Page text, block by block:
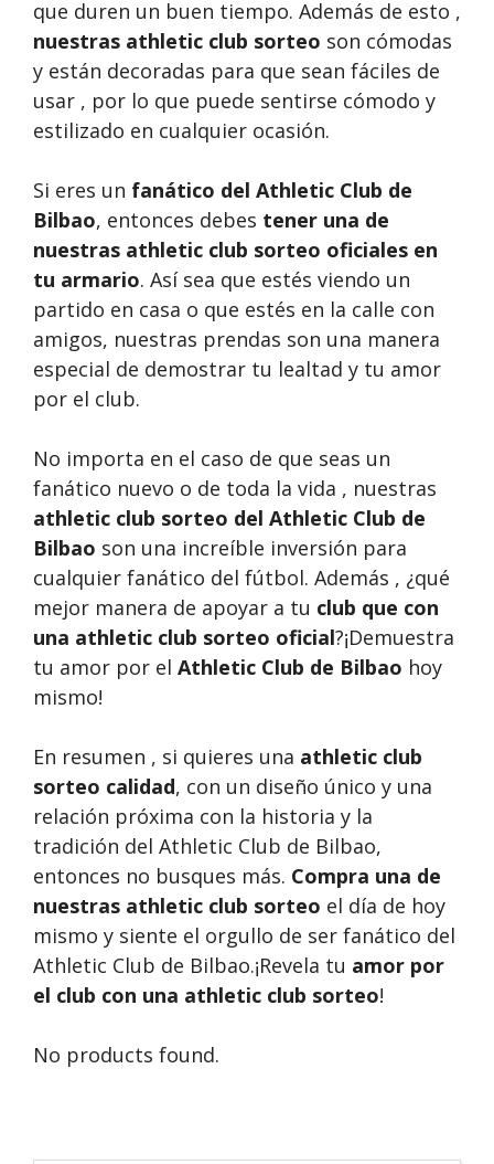
que duren un buen tiempo. Además de esto ,
nuestras athletic club sorteo son cómodas
y están decoradas para que sean fáciles de
usar , por lo que puede sentirse cómodo y
estilizado en cualquier ocasión.
Si eres un fanático del Athletic Club de
Bilbao, entonces debes tener una de
nuestras athletic club sorteo oficiales en
tu armario. Así sea que estés viendo un
partido en casa o que estés en la calle con
amigos, nuestras prendas son una manera
especial de demostrar tu lealtad y tu amor
por el club.
No importa en el caso de que seas un
fanático nuevo o de toda la vida , nuestras
athletic club sorteo del Athletic Club de
Bilbao son una increíble inversión para
cualquier fanático del fútbol. Además , ¿qué
mejor manera de apoyar a tu club que con
una athletic club sorteo oficial?¡Demuestra
tu amor por el Athletic Club de Bilbao hoy
mismo!
En resumen , si quieres una athletic club
sorteo calidad, con un diseño único y una
relación próxima con la historia y la
tradición del Athletic Club de Bilbao,
entonces no busques más. Compra una de
nuestras athletic club sorteo el día de hoy
mismo y siente el orgullo de ser fanático del
Athletic Club de Bilbao.¡Revela tu amor por
el club con una athletic club sorteo!
No products found.